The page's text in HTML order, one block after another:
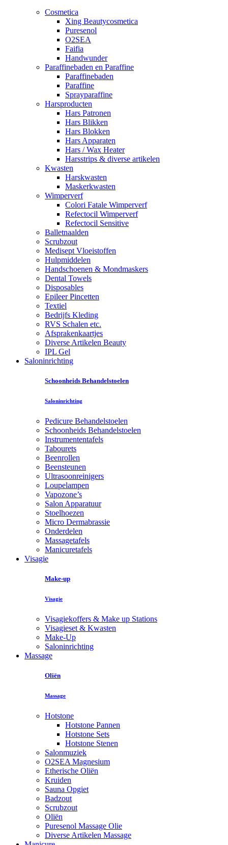
Cosmetica
Xing Beautycosmetica
Puresenol
O2SEA
Faifia
Handwunder
Paraffinebaden en Paraffine
Paraffinebaden
Paraffine
Sprayparaffine
Harsproducten
Hars Patronen
Hars Blikken
Hars Blokken
Hars Apparaten
Hars / Wax Heater
Harsstrips & diverse artikelen
Kwasten
Harskwasten
Maskerkwasten
Wimperverf
Colori Fatale Wimperverf
Refectocil Wimperverf
Refectocil Sensitive
Balletnaalden
Scrubzout
Medisept Vloeistoffen
Hulpmiddelen
Handschoenen & Mondmaskers
Dental Towels
Disposables
Epileer Pincetten
Textiel
Bedrijfs Kleding
RVS Schalen etc.
Afsprakenkaartjes
Diverse Artikelen Beauty
IPL Gel
Saloninrichting
Schoonheids Behandelstoelen
Saloninrichting
Pedicure Behandelstoelen
Schoonheids Behandelstoelen
Instrumententafels
Tabourets
Beenrollen
Beensteunen
Ultrasoonreinigers
Loupelampen
Vapozone’s
Salon Apparatuur
Stoelhoezen
Micro Dermabrassie
Onderdelen
Massagetafels
Manicuretafels
Visagie
Make-up
Visagie
Visagiekoffers & Make up Stations
Visagieset & Kwasten
Make-Up
Saloninrichting
Massage
Oliën
Massage
Hotstone
Hotstone Pannen
Hotstone Sets
Hotstone Stenen
Salonmuziek
O2SEA Magnesium
Etherische Oliën
Kruiden
Sauna Opgiet
Badzout
Scrubzout
Oliën
Puresenol Massage Olie
Diverse Artikelen Massage